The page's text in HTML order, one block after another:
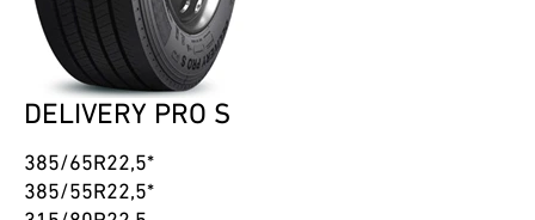
DELIVERY PRO S
385/65R22,5*
385/55R22,5*